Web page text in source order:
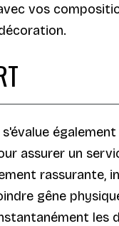
vos
assurer un
rassurante,
gêne